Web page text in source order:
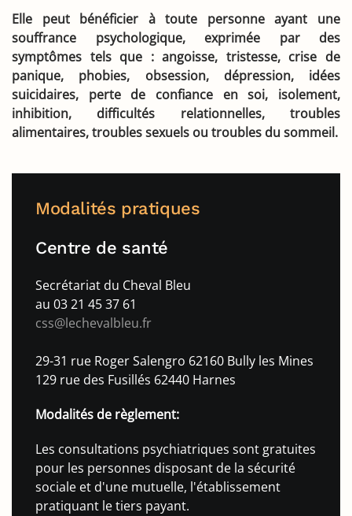
Elle peut bénéficier à toute personne ayant une
souffrance psychologique, exprimée par des
symptômes tels que : angoisse, tristesse, crise de
panique, phobies, obsession, dépression, idées
suicidaires, perte de confiance en soi, isolement,
inhibition, difficultés relationnelles, troubles
alimentaires, troubles sexuels ou troubles du sommeil.
Modalités pratiques
Centre de santé
Secrétariat du Cheval Bleu
au 03 21 45 37 61
css@lechevalbleu.fr
29-31 rue Roger Salengro 62160 Bully les Mines
129 rue des Fusillés 62440 Harnes
Modalités de règlement:
Les consultations psychiatriques sont gratuites
pour les personnes disposant de la sécurité
sociale et d'une mutuelle, l'établissement
pratiquant le tiers payant.